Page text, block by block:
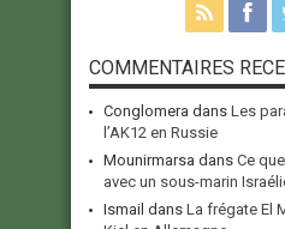
COMMENTAIRES
Conglomera dans Les
l’AK12 en Russie
Mounirmarsa dans Ce
avec un sous-marin
Ismail dans La frégate El